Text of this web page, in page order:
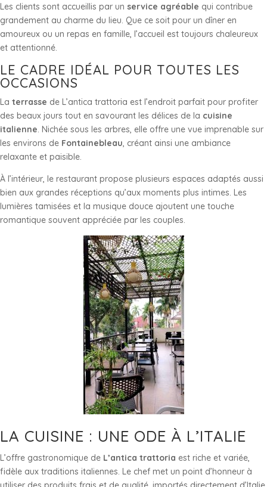
Les clients sont accueillis par un service agréable qui contribue
grandement au charme du lieu. Que ce soit pour un dîner en
amoureux ou un repas en famille, l’accueil est toujours chaleureux
et attentionné.
LE CADRE IDÉAL POUR TOUTES LES
OCCASIONS
La terrasse de L’antica trattoria est l’endroit parfait pour profiter
des beaux jours tout en savourant les délices de la cuisine
italienne. Nichée sous les arbres, elle offre une vue imprenable sur
les environs de Fontainebleau, créant ainsi une ambiance
relaxante et paisible.
À l’intérieur, le restaurant propose plusieurs espaces adaptés aussi
bien aux grandes réceptions qu’aux moments plus intimes. Les
lumières tamisées et la musique douce ajoutent une touche
romantique souvent appréciée par les couples.
LA CUISINE : UNE ODE À L’ITALIE
L’offre gastronomique de L’antica trattoria est riche et variée,
fidèle aux traditions italiennes. Le chef met un point d’honneur à